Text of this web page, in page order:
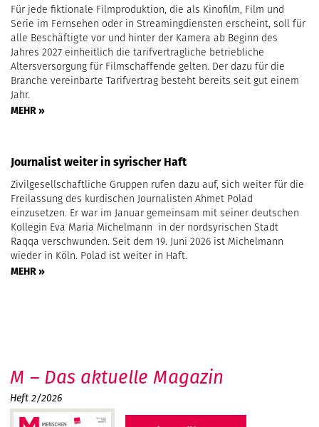
Für jede fiktionale Filmproduktion, die als Kinofilm, Film und
Serie im Fernsehen oder in Streamingdiensten erscheint, soll für
alle Beschäftigte vor und hinter der Kamera ab Beginn des
Jahres 2027 einheitlich die tarifvertragliche betriebliche
Altersversorgung für Filmschaffende gelten. Der dazu für die
Branche vereinbarte Tarifvertrag besteht bereits seit gut einem
Jahr.
MEHR »
Journalist weiter in syrischer Haft
Zivilgesellschaftliche Gruppen rufen dazu auf, sich weiter für die
Freilassung des kurdischen Journalisten Ahmet Polad
einzusetzen. Er war im Januar gemeinsam mit seiner deutschen
Kollegin Eva Maria Michelmann in der nordsyrischen Stadt
Raqqa verschwunden. Seit dem 19. Juni 2026 ist Michelmann
wieder in Köln. Polad ist weiter in Haft.
MEHR »
M – Das aktuelle Magazin
Heft 2/2026